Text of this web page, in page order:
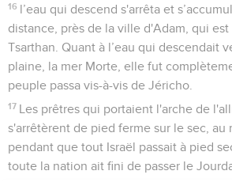
16 l’eau qui descend s'arrêta et
distance, près de la ville d'Adam, qui
Tsarthan. Quant à l’eau qui descendait
plaine, la mer Morte, elle fut
peuple passa vis-à-vis de Jéricho.
17 Les prêtres qui portaient l'arche de
s'arrêtèrent de pied ferme sur le sec, au
pendant que tout Israël passait à pied
toute la nation ait fini de passer le